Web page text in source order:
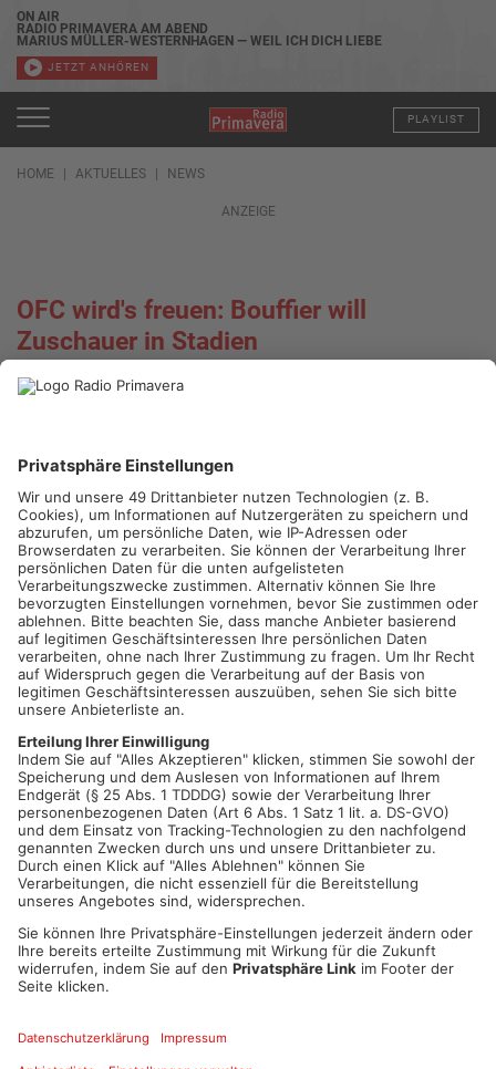
ON AIR
RADIO PRIMAVERA AM ABEND
MARIUS MÜLLER-WESTERNHAGEN — WEIL ICH DICH LIEBE
JETZT ANHÖREN
PLAYLIST
HOME AKTUELLES NEWS
ANZEIGE
OFC wird's freuen: Bouffier will
Zuschauer in Stadien
20.01.2022, 15:30 UHR
OFFENBACH/WIESBADEN.Wenn es nach Hessens
Ministerpräsident Volker Bouffier geht, sind in Stadien und
Konzertsälen bald wieder Zuschauer erlaubt. Sowohl im Innen-
als auch im Außenbereich sollten bei Kultur und Sport unter
gewissen Voraussetzungen bis 25 Prozent Auslastung
möglich sein - dafür möchte sich Bouffier bei den anstehenden
Bund-Länder-Beratungen am Montag einsetzen. Die Regelung
solle bundesweit einheitlich sein und sich nicht nur auf den
Profisport beziehen.